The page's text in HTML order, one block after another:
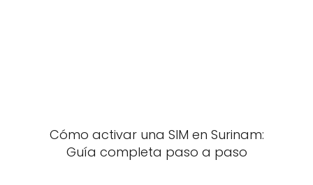
Cómo activar una SIM en Surinam:
Guía completa paso a paso